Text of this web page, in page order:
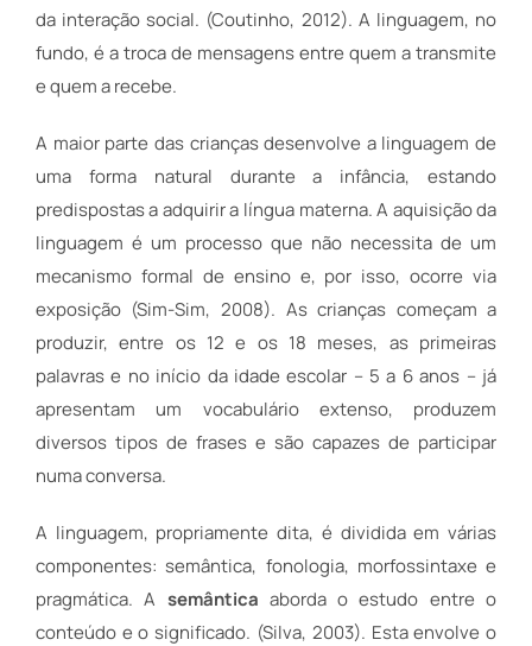
da interação social. (Coutinho, 2012). A linguagem, no
fundo, é a troca de mensagens entre quem a transmite
e quem a recebe.
A maior parte das crianças desenvolve a linguagem de
uma forma natural durante a infância, estando
predispostas a adquirir a língua materna. A aquisição da
linguagem é um processo que não necessita de um
mecanismo formal de ensino e, por isso, ocorre via
exposição (Sim-Sim, 2008). As crianças começam a
produzir, entre os 12 e os 18 meses, as primeiras
palavras e no início da idade escolar – 5 a 6 anos – já
apresentam um vocabulário extenso, produzem
diversos tipos de frases e são capazes de participar
numa conversa.
A linguagem, propriamente dita, é dividida em várias
componentes: semântica, fonologia, morfossintaxe e
pragmática. A semântica aborda o estudo entre o
conteúdo e o significado. (Silva, 2003). Esta envolve o